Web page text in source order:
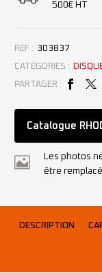
500€ HT
REF : 303837
CATÉGORIES :
PARTAGER :
Catalogue
Les photos
être
DESCRIPTION